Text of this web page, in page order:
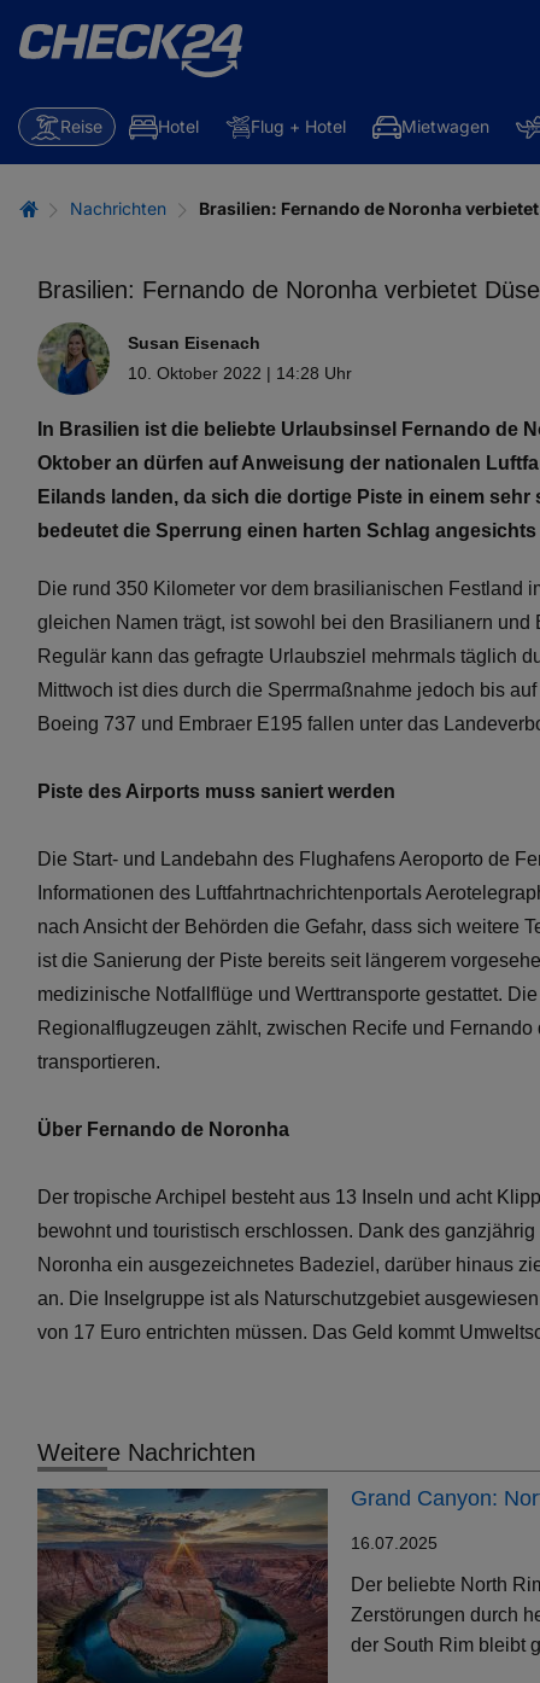
Reise Hotel Flug + Hotel Mietwagen
Nachrichten Brasilien: Fernando de Noronha
Brasilien: Fernando de Noronha verbietet
Susan Eisenach
10. Oktober 2022 | 14:28 Uhr
In Brasilien ist die beliebte Urlaubsinsel Fernando de
Oktober an dürfen auf Anweisung der nationalen
Eilands landen, da sich die dortige Piste in einem
bedeutet die Sperrung einen harten Schlag
Die rund 350 Kilometer vor dem brasilianischen Festland
gleichen Namen trägt, ist sowohl bei den Brasilianern
Regulär kann das gefragte Urlaubsziel mehrmals täglich
Mittwoch ist dies durch die Sperrmaßnahme jedoch bis
Boeing 737 und Embraer E195 fallen unter das
Piste des Airports muss saniert werden
Die Start- und Landebahn des Flughafens Aeroporto de
Informationen des Luftfahrtnachrichtenportals
nach Ansicht der Behörden die Gefahr, dass sich weitere
ist die Sanierung der Piste bereits seit längerem
medizinische Notfallflüge und Werttransporte gestattet.
Regionalflugzeugen zählt, zwischen Recife und
transportieren.
Über Fernando de Noronha
Der tropische Archipel besteht aus 13 Inseln und acht
bewohnt und touristisch erschlossen. Dank des
Noronha ein ausgezeichnetes Badeziel, darüber hinaus
an. Die Inselgruppe ist als Naturschutzgebiet
von 17 Euro entrichten müssen. Das Geld kommt
Weitere Nachrichten
Grand Canyon:
16.07.2025
Der beliebte North
Zerstörungen durch
der South Rim bleibt